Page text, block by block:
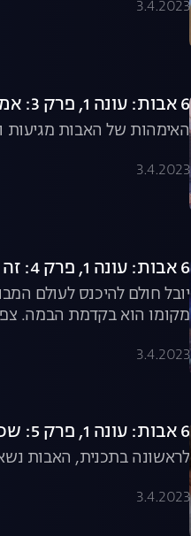
3.4.2023
6 אבות: עונה 1, פרק 3: אמא יקרה לי
האימהות של האבות מגיעות
3.4.2023
6 אבות: עונה 1, פרק 4: זה הזמן לשינוי
יובל חולם להיכנס לעולם
מקומו הוא בקדמת הבמה.
3.4.2023
6 אבות: עונה 1, פרק 5: שכחו אותי בבית
לראשונה בתכנית, האבות
3.4.2023